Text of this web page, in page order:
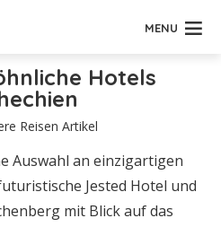
MENU
Hotels
Reisen Artikel
Auswahl an einzigartigen
Jested Hotel und
mit Blick auf das